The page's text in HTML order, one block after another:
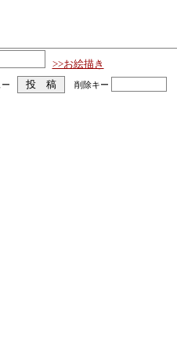
>>お絵描き
削除キー